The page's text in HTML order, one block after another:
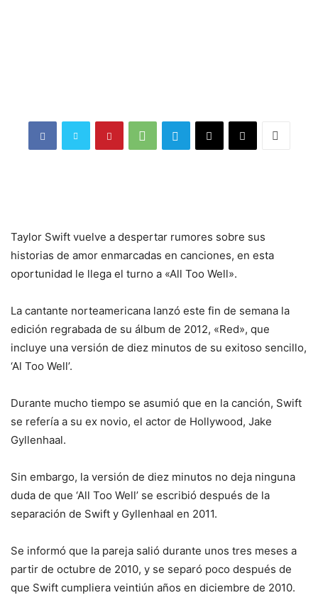
Taylor Swift vuelve a despertar rumores sobre sus
historias de amor enmarcadas en canciones, en esta
oportunidad le llega el turno a «All Too Well».
La cantante norteamericana lanzó este fin de semana la
edición regrabada de su álbum de 2012, «Red», que
incluye una versión de diez minutos de su exitoso sencillo,
‘Al Too Well’.
Durante mucho tiempo se asumió que en la canción, Swift
se refería a su ex novio, el actor de Hollywood, Jake
Gyllenhaal.
Sin embargo, la versión de diez minutos no deja ninguna
duda de que ‘All Too Well’ se escribió después de la
separación de Swift y Gyllenhaal en 2011.
Se informó que la pareja salió durante unos tres meses a
partir de octubre de 2010, y se separó poco después de
que Swift cumpliera veintiún años en diciembre de 2010.